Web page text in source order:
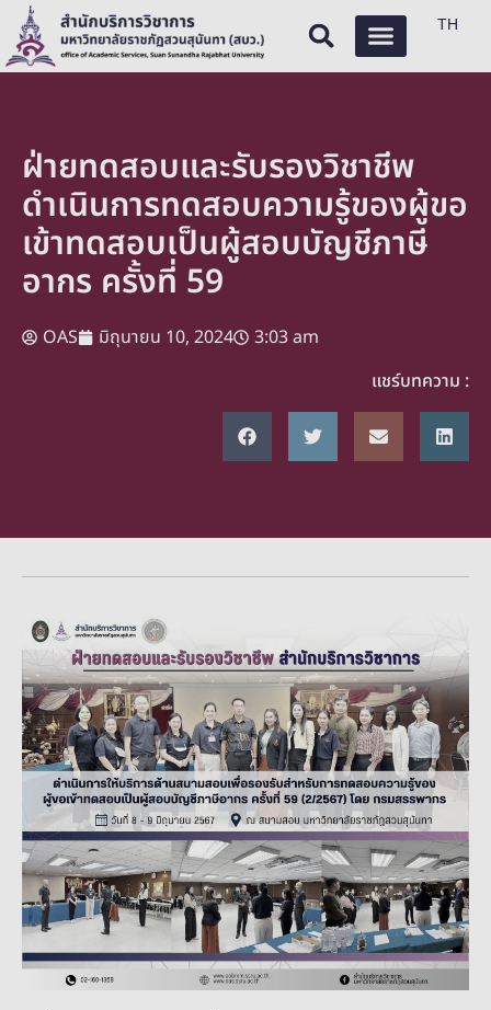
TH
ฝ่ายทดสอบและรับรองวิชาชีพ
ดำเนินการทดสอบความรู้ของผู้ขอ
เข้าทดสอบเป็นผู้สอบบัญชีภาษี
อากร ครั้งที่ 59
OAS มิถุนายน 10, 2024
3:03 am
แชร์บทความ :